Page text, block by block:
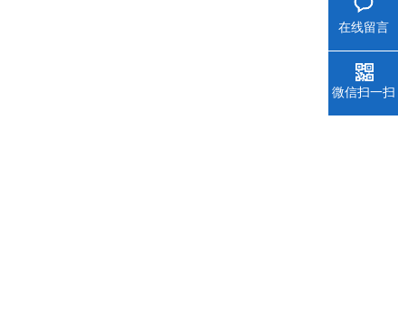
在线留言
微信扫一扫